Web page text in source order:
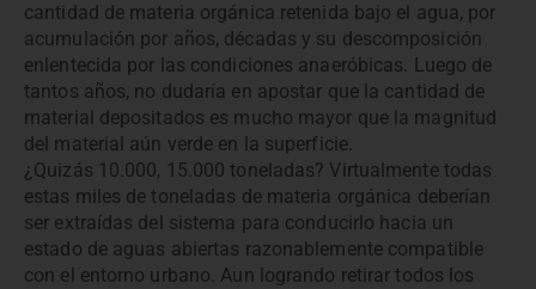
cantidad de materia orgánica retenida bajo el agua, por
acumulación por años, décadas y su descomposición
enlentecida por las condiciones anaeróbicas. Luego de
tantos años, no dudaría en apostar que la cantidad de
material depositados es mucho mayor que la magnitud
del material aún verde en la superficie.
¿Quizás 10.000, 15.000 toneladas? Virtualmente todas
estas miles de toneladas de materia orgánica deberían
ser extraídas del sistema para conducirlo hacia un
estado de aguas abiertas razonablemente compatible
con el entorno urbano. Aun logrando retirar todos los